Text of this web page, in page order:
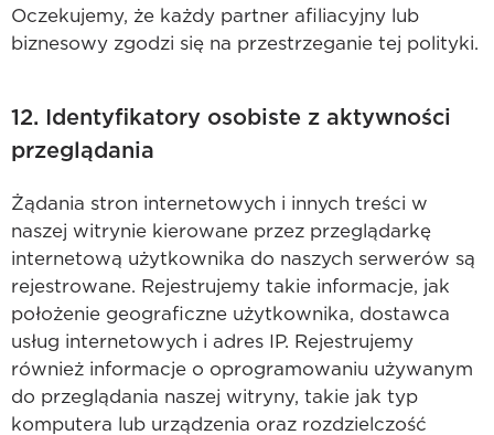
Oczekujemy, że każdy partner afiliacyjny lub
biznesowy zgodzi się na przestrzeganie tej polityki.
12. Identyfikatory osobiste z aktywności
przeglądania
Żądania stron internetowych i innych treści w
naszej witrynie kierowane przez przeglądarkę
internetową użytkownika do naszych serwerów są
rejestrowane. Rejestrujemy takie informacje, jak
położenie geograficzne użytkownika, dostawca
usług internetowych i adres IP. Rejestrujemy
również informacje o oprogramowaniu używanym
do przeglądania naszej witryny, takie jak typ
komputera lub urządzenia oraz rozdzielczość